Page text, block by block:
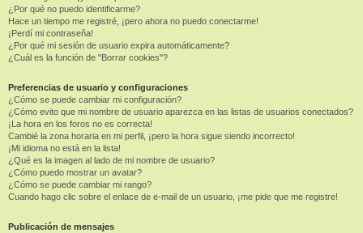
¿Por qué no puedo identificarme?
Hace un tiempo me registré, ¡pero ahora no puedo conectarme!
¡Perdí mi contraseña!
¿Por qué mi sesión de usuario expira automáticamente?
¿Cuál es la función de "Borrar cookies"?
Preferencias de usuario y configuraciones
¿Cómo se puede cambiar mi configuración?
¿Cómo evito que mi nombre de usuario aparezca en las listas de usuarios conectados?
¡La hora en los foros no es correcta!
Cambié la zona horaria en mi perfil, ¡pero la hora sigue siendo incorrecto!
¡Mi idioma no está en la lista!
¿Qué es la imagen al lado de mi nombre de usuario?
¿Cómo puedo mostrar un avatar?
¿Cómo se puede cambiar mi rango?
Cuando hago clic sobre el enlace de e-mail de un usuario, ¡me pide que me registre!
Publicación de mensajes